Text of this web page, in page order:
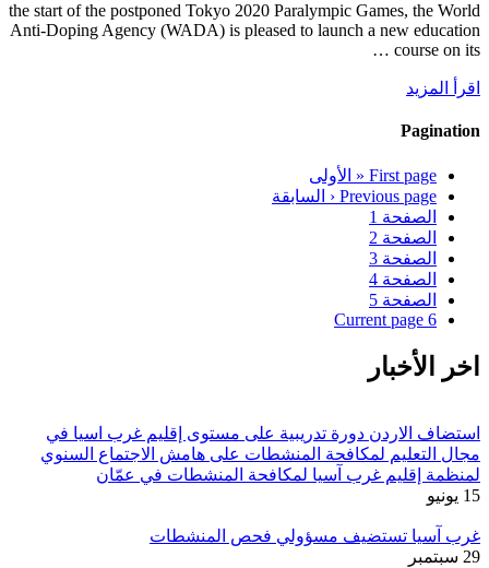
the start of the postponed Tokyo 2020 Paralympic Games, the World
Anti-Doping Agency (WADA) is pleased to launch a new education
course on its …
اقرأ المزيد
Pagination
First page « الأولى
Previous page ‹ السابقة
الصفحة 1
الصفحة 2
الصفحة 3
الصفحة 4
الصفحة 5
Current page 6
اخر الأخبار
استضاف الاردن دورة تدريبية على مستوى إقليم غرب اسيا في
مجال التعليم لمكافحة المنشطات على هامش الاجتماع السنوي
لمنظمة إقليم غرب آسيا لمكافحة المنشطات في عمّان
15 يونيو
غرب آسيا تستضيف مسؤولي فحص المنشطات
29 سبتمبر